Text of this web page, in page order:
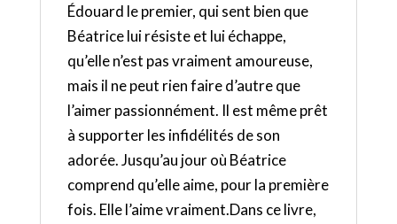
Édouard le premier, qui sent bien que
Béatrice lui résiste et lui échappe,
qu’elle n’est pas vraiment amoureuse,
mais il ne peut rien faire d’autre que
l’aimer passionnément. Il est même prêt
à supporter les infidélités de son
adorée. Jusqu’au jour où Béatrice
comprend qu’elle aime, pour la première
fois. Elle l’aime vraiment.Dans ce livre,